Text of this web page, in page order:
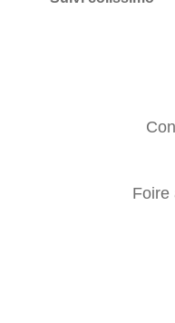
Foire